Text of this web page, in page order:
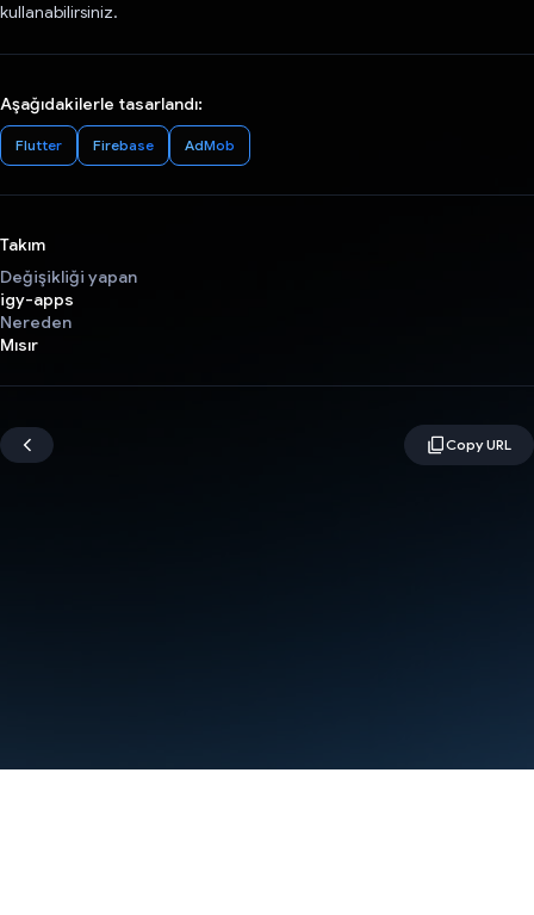
kullanabilirsiniz.
Aşağıdakilerle tasarlandı:
Flutter Firebase AdMob
Takım
Değişikliği yapan
igy-apps
Nereden
Mısır